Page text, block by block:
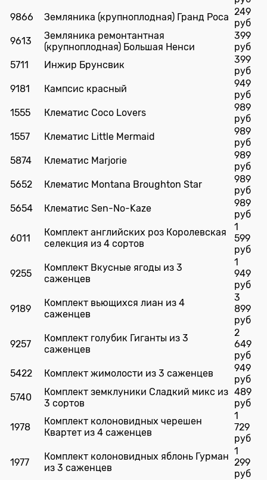
9866
Земляника (крупноплодная) Гранд Роса 249
руб
9613
Земляника ремонтантная
(крупноплодная) Большая Ненси
399
руб
5711
Инжир Брунсвик
399
руб
9181
Кампсис красный
949
руб
1555
Клематис Coco Lovers
989
руб
1557
Клематис Little Mermaid
989
руб
5874
Клематис Marjorie
989
руб
5652
Клематис Montana Broughton Star
989
руб
5654
Клематис Sen-No-Kaze
989
руб
6011
Комплект английских роз Королевская
селекция из 4 сортов
1
599
руб
9255
Комплект Вкусные ягоды из 3
саженцев
1
949
руб
9189
Комплект вьющихся лиан из 4
саженцев
3
899
руб
9257
Комплект голубик Гиганты из 3
саженцев
2
649
руб
5422
Комплект жимолости из 3 саженцев
949
руб
5740
Комплект земклуники Сладкий микс из
3 сортов
489
руб
1978
Комплект колоновидных черешен
Квартет из 4 саженцев
1
729
руб
1977
Комплект колоновидных яблонь Гурман
из 3 саженцев
1
299
руб